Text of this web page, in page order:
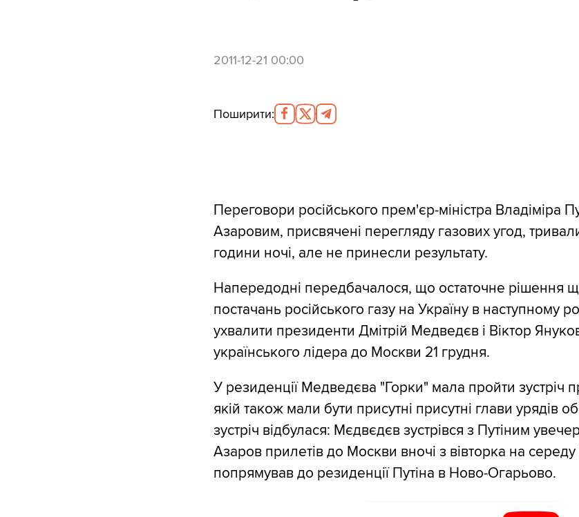
2011-12-21 00:00
Поширити:
Переговори російського прем'єр-міністра Владіміра
Азаровим, присвячені перегляду газових угод,
години ночі, але не принесли результату.
Напередодні передбачалося, що остаточне рішення
постачань російського газу на Україну в наступному
ухвалити президенти Дмітрій Медведєв і Віктор
українського лідера до Москви 21 грудня.
У резиденції Медведєва "Горки" мала пройти зустріч
якій також мали бути присутні присутні глави урядів
зустріч відбулася: Мєдвєдєв зустрівся з Путіним
Азаров прилетів до Москви вночі з вівторка на середу
попрямував до резиденції Путіна в Ново-Огарьово.